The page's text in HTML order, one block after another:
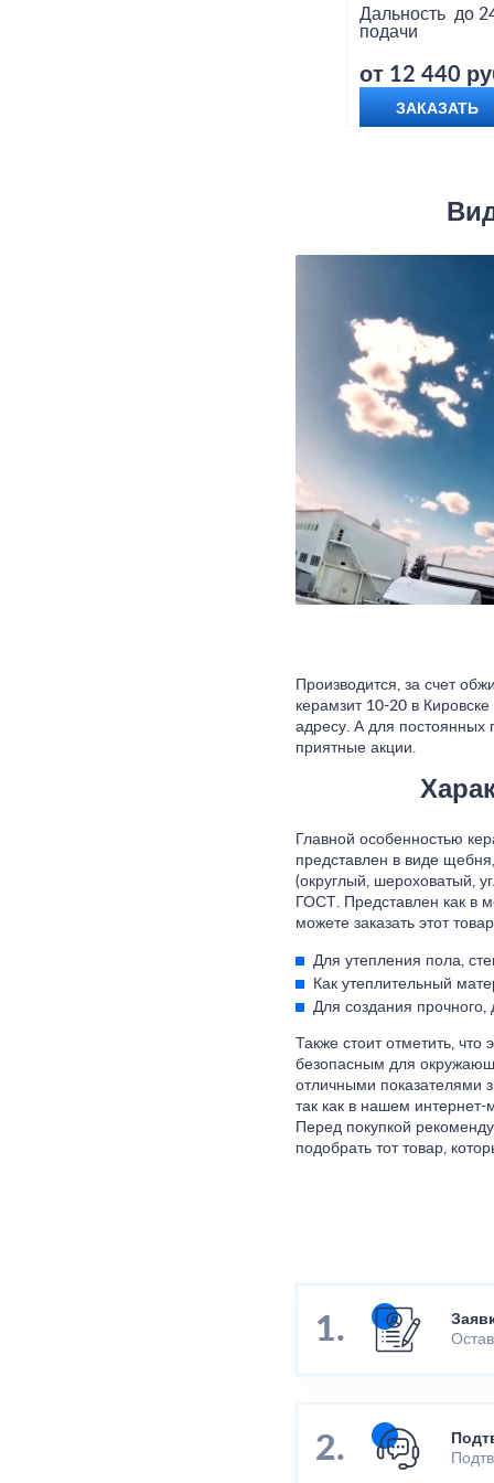
Дальность
подачи
до
от 12 440
ЗАКАЗАТЬ
Производится, за счет
керамзит 10-20 в
адресу. А для постоянных
приятные акции.
Главной особенностью
представлен в виде
(округлый, шероховатый,
ГОСТ. Представлен как в
можете заказать этот
Для утепления пола,
Как утеплительный
Для создания прочного,
Также стоит отметить,
безопасным для
отличными показателями
так как в нашем интернет-
Перед покупкой
подобрать тот товар,